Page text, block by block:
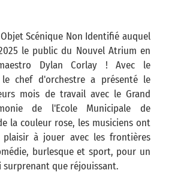
Scénique Non Identifié auquel
le public du Nouvel Atrium en
Dylan Corlay ! Avec le
le chef d'orchestre a présenté le
mois de travail avec le Grand
de l'Ecole Municipale de
la couleur rose, les musiciens ont
à jouer avec les frontières
burlesque et sport, pour un
que réjouissant.